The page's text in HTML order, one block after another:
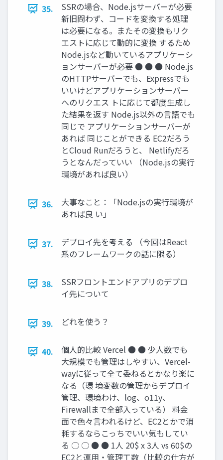
35.
SSRの場合、Node.jsサーバーが必要
新旧問わず、コードを変換する処理
は必要になる。またその変換もリク
エストに応じて動的に変換 するため
Node.jsなど動いているアプリケーシ
ョンサーバーが必要 ● ● ● Node.js
のHTTPサーバーでも、Expressでも
いいけどアプリケーションサーバー
へのリクエス トに応じて都度生成し
た結果を返す Node.js以外の言語でも
同じで アプリケーションサーバーが
あれば 同じことができる EC2だろう
とCloud Runだろうと、 Netlifyだろ
うとなんだっていい （Node.jsの実行
環境があれば良い）
36.
大事なこと：「Node.jsの実行環境が
あれば良 い」
37.
デプロイ先を考える （今回はReact
系のフレームワークの話に限る）
38.
SSRフロントエンドアプリのデプロ
イ先について
39. どれを使う？
40.
個人的比較 Vercel ● ● 少人数でも
大規模でも管理はしやすい、Vercel-
wayに従って全て委ねるとかなり楽に
なる（環 境変数の管理からデプロイ
管理、環境わけ、log、o11y、
Firewallまで全部入っている） 料金
面で色々言われるけど、EC2とかで消
耗するならこっちでいい気もしてい
る ○ ○ ● ● 1人 20$ x 3人 vs 60$の
EC2と運用・管理工数（比較の仕方が